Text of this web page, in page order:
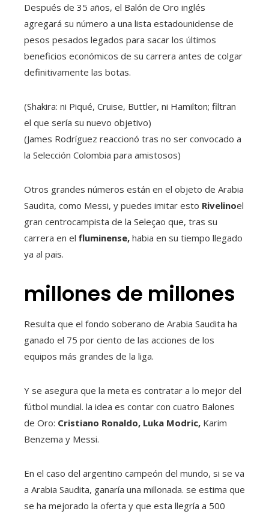
Después de 35 años, el Balón de Oro inglés
agregará su número a una lista estadounidense de
pesos pesados ​​legados para sacar los últimos
beneficios económicos de su carrera antes de colgar
definitivamente las botas.
(Shakira: ni Piqué, Cruise, Buttler, ni Hamilton; filtran
el que sería su nuevo objetivo)
(James Rodríguez reaccionó tras no ser convocado a
la Selección Colombia para amistosos)
Otros grandes números están en el objeto de Arabia
Saudita, como Messi, y puedes imitar esto Rivelinoel
gran centrocampista de la Seleçao que, tras su
carrera en el fluminense, habia en su tiempo llegado
ya al pais.
millones de millones
Resulta que el fondo soberano de Arabia Saudita ha
ganado el 75 por ciento de las acciones de los
equipos más grandes de la liga.
Y se asegura que la meta es contratar a lo mejor del
fútbol mundial. la idea es contar con cuatro Balones
de Oro: Cristiano Ronaldo, Luka Modric, Karim
Benzema y Messi.
En el caso del argentino campeón del mundo, si se va
a Arabia Saudita, ganaría una millonada. se estima que
se ha mejorado la oferta y que esta llegría a 500